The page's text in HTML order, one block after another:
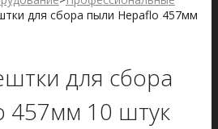
для сбора пыли Hepaflo 457мм
для сбора
457мм 10 штук